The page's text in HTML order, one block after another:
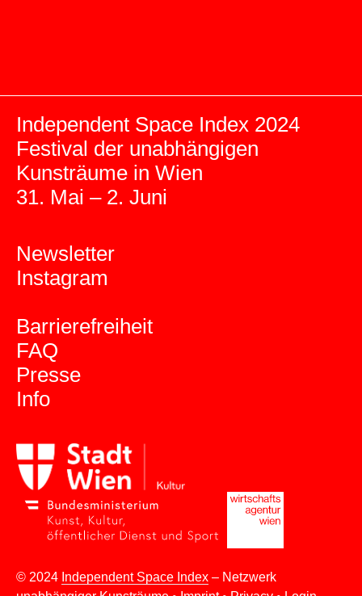
Independent Space Index 2024
Festival der unabhängigen
Kunsträume in Wien
31. Mai – 2. Juni
Newsletter
Instagram
Barrierefreiheit
FAQ
Presse
Info
© 2024 Independent Space Index – Netzwerk